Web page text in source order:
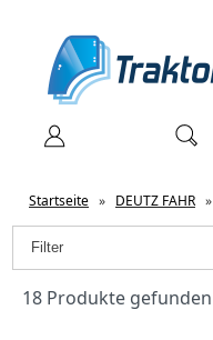
Startseite » DEUTZ FAHR »
Filter
18 Produkte gefunden